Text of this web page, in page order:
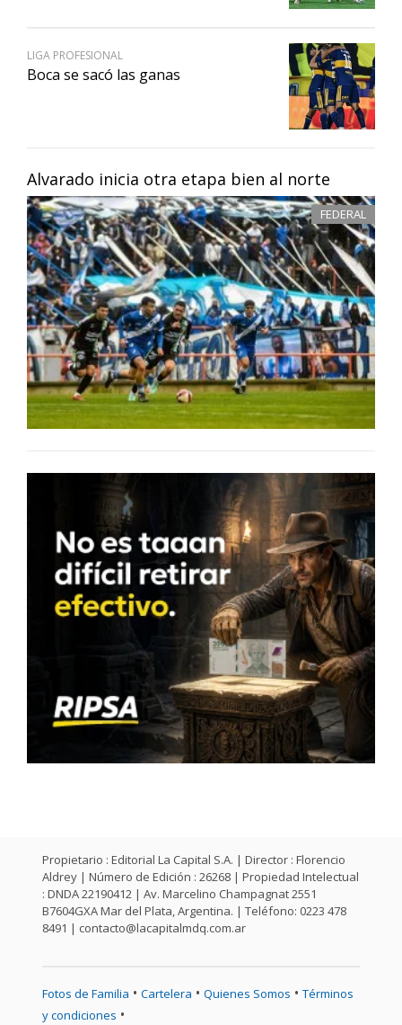
Alvarado inicia otra etapa bien al norte
FEDERAL
LIGA PROFESIONAL
Boca se sacó las ganas
Propietario : Editorial La Capital S.A. | Director : Florencio
Aldrey | Número de Edición : 26268 | Propiedad Intelectual
: DNDA 22190412 | Av. Marcelino Champagnat 2551
B7604GXA Mar del Plata, Argentina. | Teléfono: 0223 478
8491 | contacto@lacapitalmdq.com.ar
Fotos de Familia • Cartelera • Quienes Somos • Términos
y condiciones •